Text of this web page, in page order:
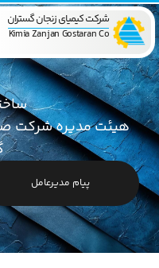
شرکت کیمیای زنجان گستران
Kimia Zanjan Gostaran Co
هیئت مدیره شرکت
پیام مدیرعامل